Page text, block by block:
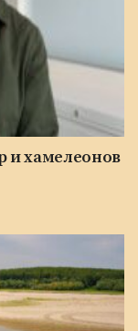
и хамелеонов